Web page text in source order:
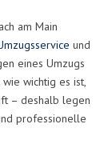
am Main
und
eines Umzugs
wichtig es ist,
– deshalb legen
professionelle